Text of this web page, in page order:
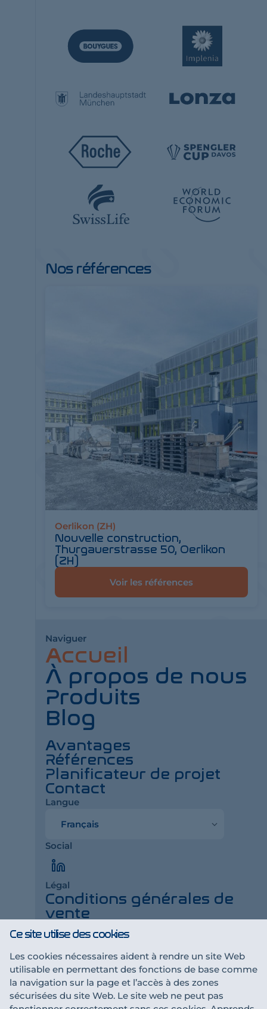
Ce site utilise des cookies
Les cookies nécessaires aident à rendre un site Web
utilisable en permettant des fonctions de base comme
la navigation sur la page et l’accès à des zones
sécurisées du site Web. Le site web ne peut pas
Nos références
Oerlikon (ZH)
Nouvelle construction,
Thurgauerstrasse 50, Oerlikon
(ZH)
Voir les références
Naviguer
Accueil
À propos de nous
Produits
Blog
Avantages
Références
Planificateur de projet
Contact
Langue
Social
LinkedIn
Légal
Conditions générales de
vente
Impressum
Déclaration de
confidentialité
Une collaboration t'intéresse ?
Devenir partenaire